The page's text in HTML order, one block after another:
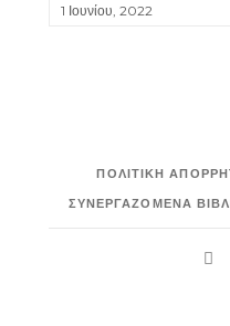
1 Ιουνίου, 2022
ΠΟΛΙΤΙΚΉ
ΣΥΝΕΡΓΑΖΌΜΕΝΑ